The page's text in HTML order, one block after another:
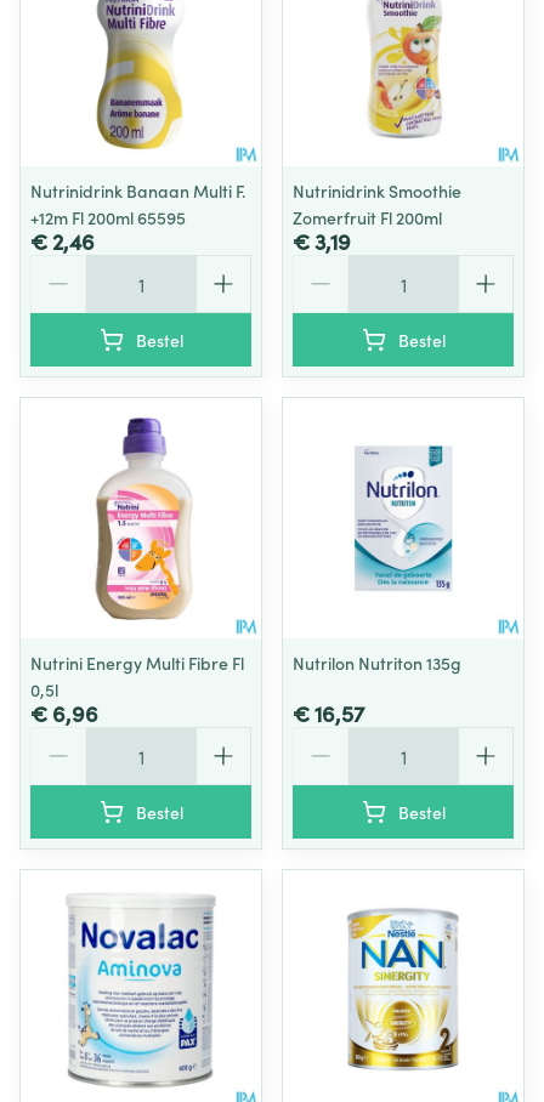
Nutrinidrink Banaan Multi F.
+12m Fl 200ml 65595
€ 2,46
Bestel
Nutrinidrink Smoothie
Zomerfruit Fl 200ml
€ 3,19
Bestel
Nutrini Energy Multi Fibre Fl
0,5l
€ 6,96
Bestel
Nutrilon Nutriton 135g
€ 16,57
Bestel